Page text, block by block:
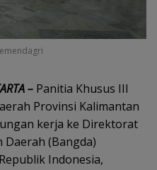
– Panitia Khusus III
Provinsi Kalimantan
kerja ke Direktorat
Daerah (Bangda)
Indonesia,